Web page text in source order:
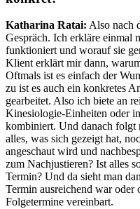
Katharina Ratai: Also nach
Gespräch. Ich erkläre einmal
funktioniert und worauf sie
Klient erklärt mir dann,
Oftmals ist es einfach der
zu ist es auch ein konkretes
gearbeitet. Also ich biete an
Kinesiologie-Einheiten oder
kombiniert. Und danach folgt
alles, was sich gezeigt hat,
angeschaut wird und
zum Nachjustieren? Ist alles
Termin? Und da sieht man
Termin ausreichend war oder
Folgetermine vereinbart.